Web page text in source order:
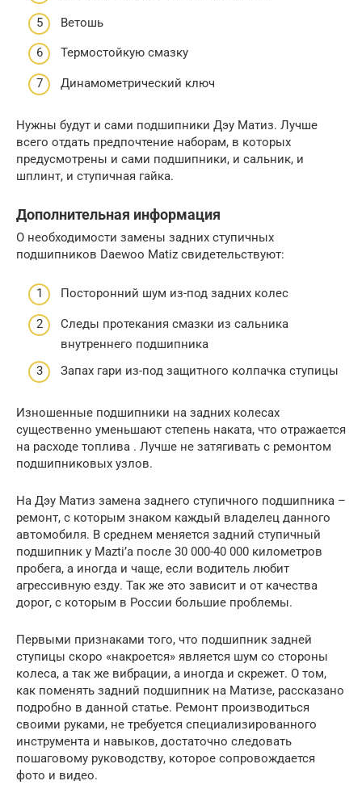
Ветошь
Термостойкую смазку
Динамометрический ключ
Нужны будут и сами подшипники Дэу Матиз. Лучше
всего отдать предпочтение наборам, в которых
предусмотрены и сами подшипники, и сальник, и
шплинт, и ступичная гайка.
Дополнительная информация
О необходимости замены задних ступичных
подшипников Daewoo Matiz свидетельствуют:
Посторонний шум из-под задних колес
Следы протекания смазки из сальника
внутреннего подшипника
Запах гари из-под защитного колпачка ступицы
Изношенные подшипники на задних колесах
существенно уменьшают степень наката, что отражается
на расходе топлива . Лучше не затягивать с ремонтом
подшипниковых узлов.
На Дэу Матиз замена заднего ступичного подшипника –
ремонт, с которым знаком каждый владелец данного
автомобиля. В среднем меняется задний ступичный
подшипник у Mazti’а после 30 000-40 000 километров
пробега, а иногда и чаще, если водитель любит
агрессивную езду. Так же это зависит и от качества
дорог, с которым в России большие проблемы.
Первыми признаками того, что подшипник задней
ступицы скоро «накроется» является шум со стороны
колеса, а так же вибрации, а иногда и скрежет. О том,
как поменять задний подшипник на Матизе, рассказано
подробно в данной статье. Ремонт производиться
своими руками, не требуется специализированного
инструмента и навыков, достаточно следовать
пошаговому руководству, которое сопровождается
фото и видео.